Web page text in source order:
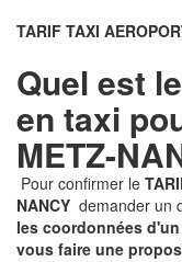
TARIF TAXI
Quel est
en taxi
METZ-
Pour confirmer le
NANCY demander un
les coordonnées
vous faire une